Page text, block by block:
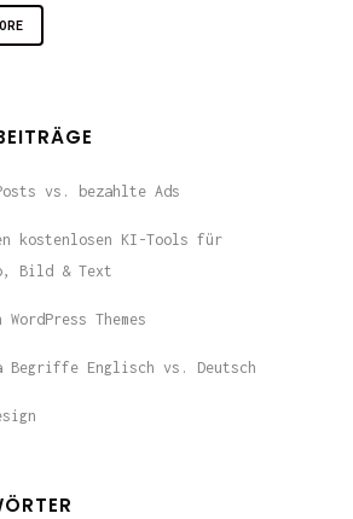
vs. bezahlte Ads
kostenlosen KI-Tools für
Bild & Text
Themes
Begriffe Englisch vs. Deutsch